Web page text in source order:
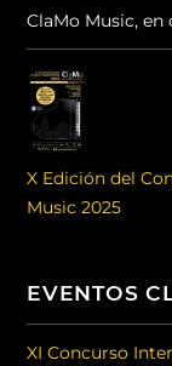
ClaMo Music,
X Edición del
Music 2025
EVENTOS
XI Concurso